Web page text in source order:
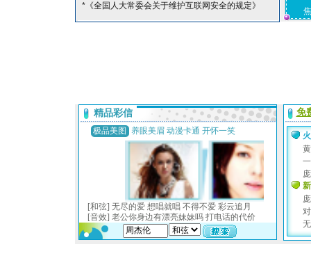
*《全国人大常委会关于维护互联网安全的规定》